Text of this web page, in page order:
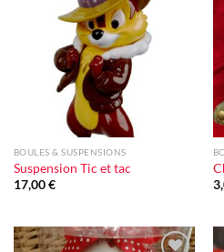
BOULES & SUSPENSIONS
Suspension Tic et tac
17,00€